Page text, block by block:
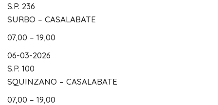
S.P. 236
SURBO – CASALABATE
07,00 – 19,00
06-03-2026
S.P. 100
SQUINZANO – CASALABATE
07,00 – 19,00